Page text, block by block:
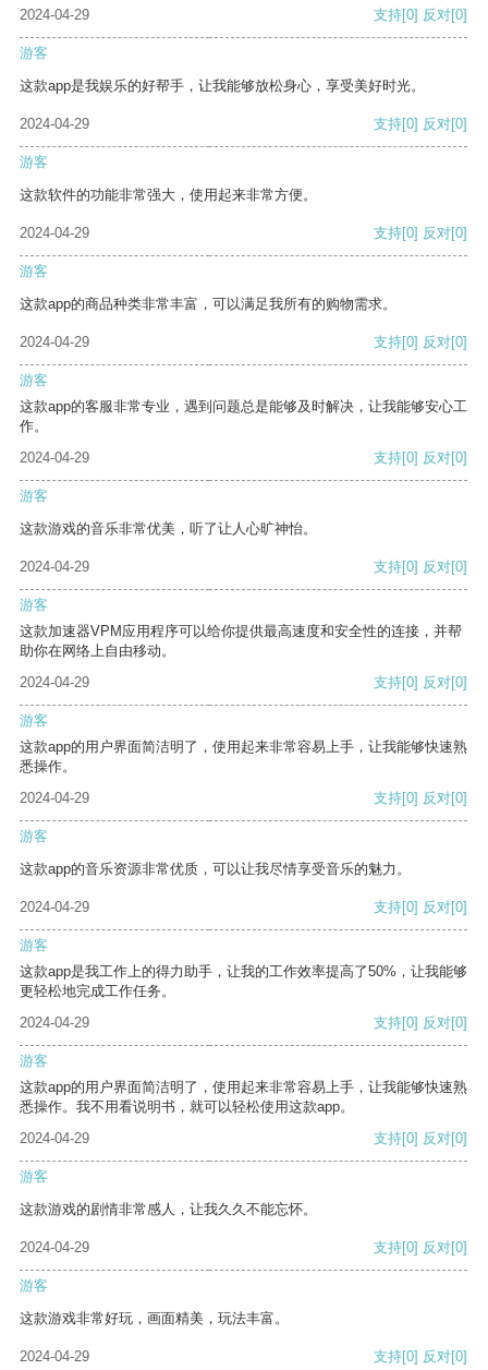
2024-04-29 支持[0] 反对[0]
游客
这款app是我娱乐的好帮手，让我能够放松身心，享受美好时光。
2024-04-29 支持[0] 反对[0]
游客
这款软件的功能非常强大，使用起来非常方便。
2024-04-29 支持[0] 反对[0]
游客
这款app的商品种类非常丰富，可以满足我所有的购物需求。
2024-04-29 支持[0] 反对[0]
游客
这款app的客服非常专业，遇到问题总是能够及时解决，让我能够安心工
作。
2024-04-29
支持[0] 反对[0]
游客
这款游戏的音乐非常优美，听了让人心旷神怡。
2024-04-29 支持[0] 反对[0]
游客
这款加速器VPM应用程序可以给你提供最高速度和安全性的连接，并帮
助你在网络上自由移动。
2024-04-29
支持[0] 反对[0]
游客
这款app的用户界面简洁明了，使用起来非常容易上手，让我能够快速熟
悉操作。
2024-04-29
支持[0] 反对[0]
游客
这款app的音乐资源非常优质，可以让我尽情享受音乐的魅力。
2024-04-29 支持[0] 反对[0]
游客
这款app是我工作上的得力助手，让我的工作效率提高了50%，让我能够
更轻松地完成工作任务。
2024-04-29
支持[0] 反对[0]
游客
这款app的用户界面简洁明了，使用起来非常容易上手，让我能够快速熟
悉操作。我不用看说明书，就可以轻松使用这款app。
2024-04-29
支持[0] 反对[0]
游客
这款游戏的剧情非常感人，让我久久不能忘怀。
2024-04-29 支持[0] 反对[0]
游客
这款游戏非常好玩，画面精美，玩法丰富。
2024-04-29 支持[0] 反对[0]